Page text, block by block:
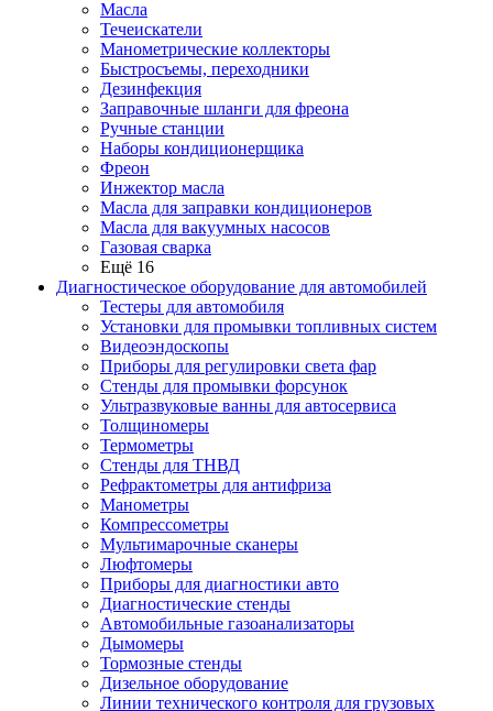
Масла
Течеискатели
Манометрические коллекторы
Быстросъемы, переходники
Дезинфекция
Заправочные шланги для фреона
Ручные станции
Наборы кондиционерщика
Фреон
Инжектор масла
Масла для заправки кондиционеров
Масла для вакуумных насосов
Газовая сварка
Ещё 16
Диагностическое оборудование для автомобилей
Тестеры для автомобиля
Установки для промывки топливных систем
Видеоэндоскопы
Приборы для регулировки света фар
Стенды для промывки форсунок
Ультразвуковые ванны для автосервиса
Толщиномеры
Термометры
Стенды для ТНВД
Рефрактометры для антифриза
Манометры
Компрессометры
Мультимарочные сканеры
Люфтомеры
Приборы для диагностики авто
Диагностические стенды
Автомобильные газоанализаторы
Дымомеры
Тормозные стенды
Дизельное оборудование
Линии технического контроля для грузовых